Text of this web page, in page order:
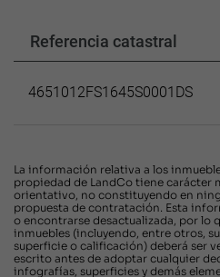
Referencia catastral
4651012FS1645S0001DS
La información relativa a los
propiedad de LandCo tiene carácter
orientativo, no constituyendo en
propuesta de contratación. Esta
o encontrarse desactualizada, por lo
inmuebles (incluyendo, entre otros,
superficie o calificación) deberá ser
escrito antes de adoptar cualquier
infografías, superficies y demás